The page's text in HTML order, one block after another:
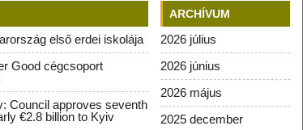
első erdei iskolája
Good cégcsoport
Council approves seventh
€2.8 billion to Kyiv
ARCHÍVUM
2026 július
2026 június
2026 május
2025 december